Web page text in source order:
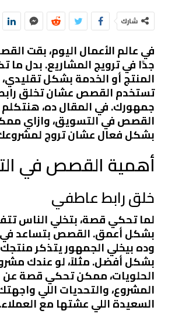
شارك
في عالم الأعمال اليوم، بقت
جدًا في ترويج المشاريع. بدل
المنتج أو الخدمة بشكل
تستخدم القصص عشان تخلق
جمهورك. في المقال ده،
القصص في التسويق، وازاي
بشكل فعال عشان تروج
أهمية القصص في
خلق رابط عاطفي
لما تحكي قصة، بتخلي الناس
بشكل أعمق. القصص بتساعد
وده بيخلي الجمهور يتذكر
بشكل أفضل. مثلاً، لو عندك
الحلويات، ممكن تحكي قصة عن
المشروع، والتحديات اللي
السعيدة اللي عشتها مع العملاء.